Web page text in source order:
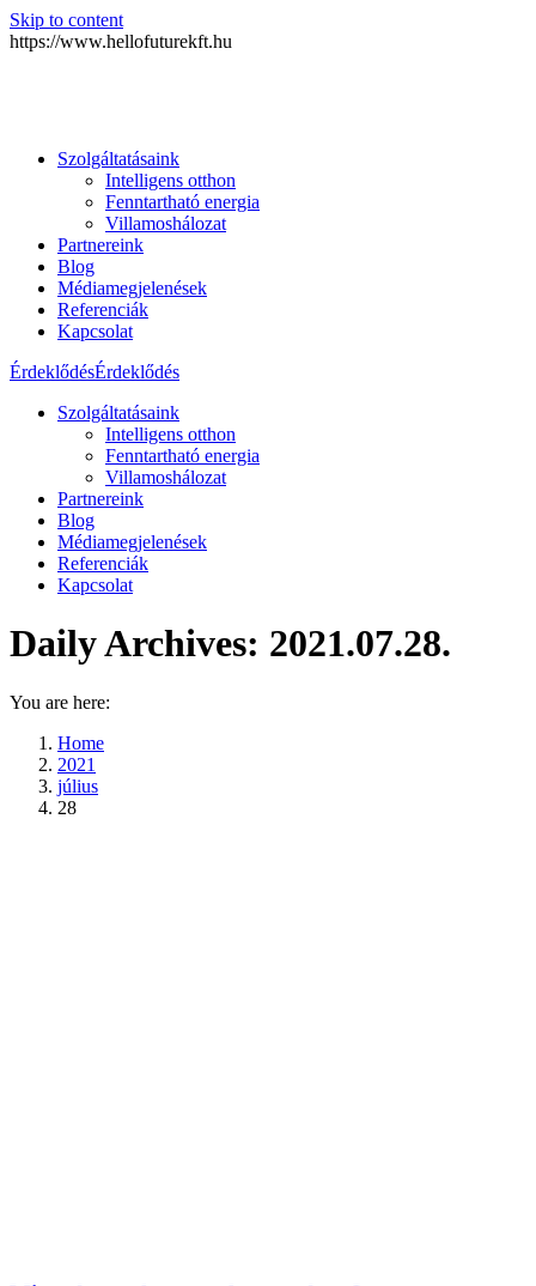
Skip to content
https://www.hellofuturekft.hu
Szolgáltatásaink
Intelligens otthon
Fenntartható energia
Villamoshálozat
Partnereink
Blog
Médiamegjelenések
Referenciák
Kapcsolat
ÉrdeklődésÉrdeklődés
Szolgáltatásaink
Intelligens otthon
Fenntartható energia
Villamoshálozat
Partnereink
Blog
Médiamegjelenések
Referenciák
Kapcsolat
Daily Archives: 2021.07.28.
You are here:
Home
2021
július
28